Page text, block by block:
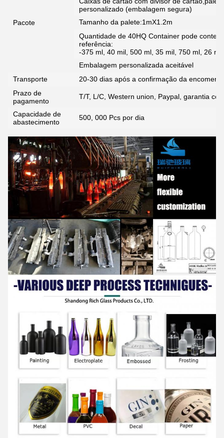
Pacote
personalizado (embalagem segura)
Tamanho da palete:1mX1.2m
Quantidade de 40HQ Container pode
referência:
-375 ml, 40 mil, 500 ml, 35 mil, 750 ml, 26
Embalagem personalizada aceitável
Transporte
20-30 dias após a confirmação da
Prazo de
pagamento
T/T, L/C, Western union, Paypal, garantia
Capacidade de
abastecimento
500, 000 Pcs por dia